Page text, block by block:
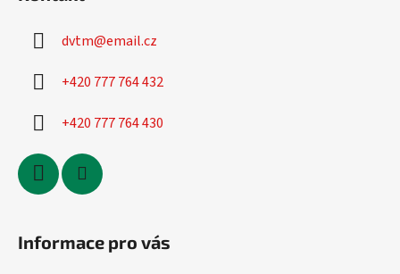
dvtm@email.cz
+420 777 764 432
+420 777 764 430
Informace pro vás